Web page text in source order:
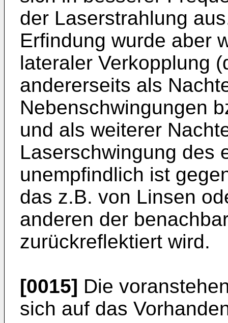
der Laserstrahlung
Erfindung wurde aber
lateraler Verkopplung
andererseits als
Nebenschwingungen
und als weiterer
Laserschwingung des
unempfindlich ist
das z.B. von Linsen
anderen der
zurückreflektiert wird.
[0015] Die
sich auf das